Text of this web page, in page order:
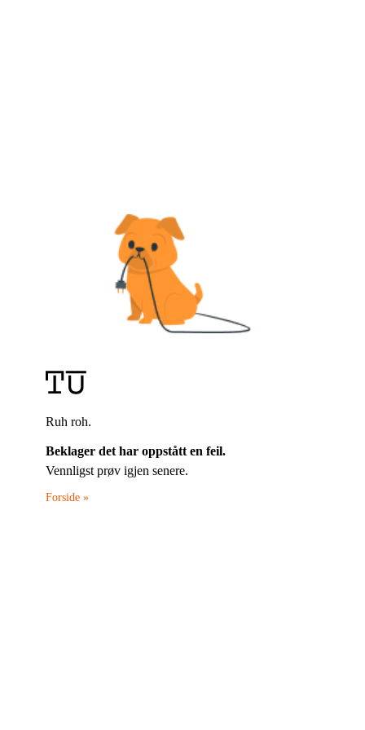
Ruh roh.
Beklager det har oppstått en feil.
Vennligst prøv igjen senere.
Forside »